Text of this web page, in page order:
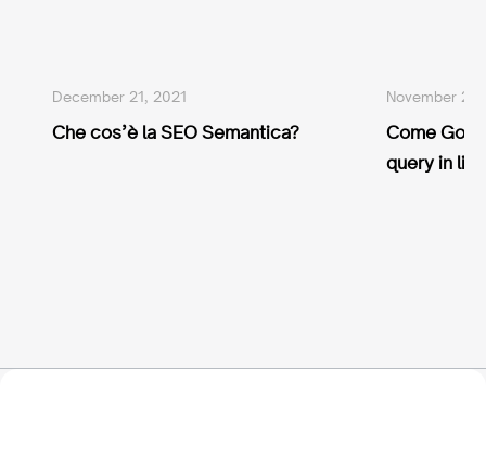
Che cos’è la SEO Semantica?
December 21, 2021
Come
query in
November 21,